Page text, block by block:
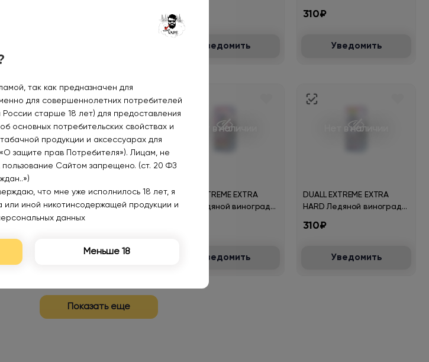
310₽
Уведомить
310₽
Уведомить
Нет в наличии
DUALL EXTREME EXTRA
HARD Ледяной спрайт
30мл.20мг.
Нет в наличии
DUALL EXTREME EXTRA
HARD Ледяной виноград
Уведомить
Нет в наличии
DUALL EXTREME EXTRA
HARD Ледяной виноград
310₽
Уведомить
Показать еще
так как предназначен для
для совершеннолетних потребителей
старше 18 лет) для предоставления
основных потребительских свойствах и
продукции и аксессуарах для
«О защите прав Потребителя»). Лицам, не
Сайтом запрещено. (ст. 20 ФЗ
что мне уже исполнилось 18 лет, я
или иной никотинсодержащей продукции и
данных
Меньше 18